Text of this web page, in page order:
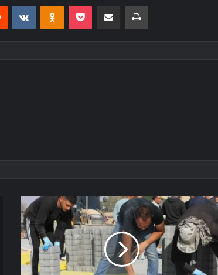
Reddit VKontakteOdnoklassniki
Pocket E-Posta ile paylaş Yazdır